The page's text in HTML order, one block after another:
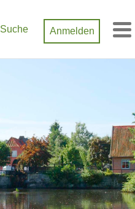
Suche Anmelden